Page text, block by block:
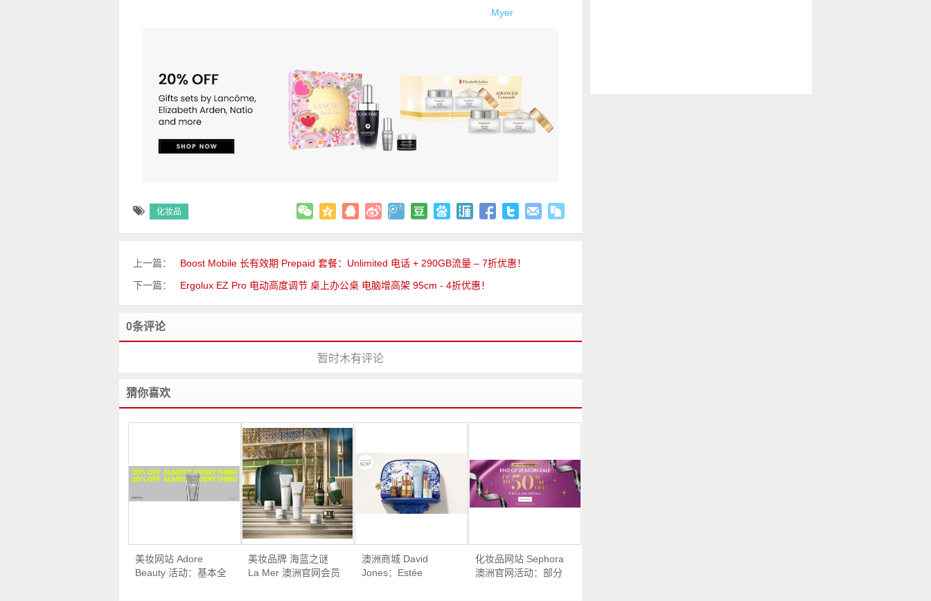
Myer
化妆品
上一篇：
Boost Mobile 长有效期 Prepaid 套餐：Unlimited 电话 + 290GB流量 – 7折优惠！
下一篇：
Ergolux EZ Pro 电动高度调节 桌上办公桌 电脑增高架 95cm - 4折优惠！
0条评论
暂时木有评论
猜你喜欢
美妆网站 Adore
Beauty 活动：基本全
美妆品牌 海蓝之谜
La Mer 澳洲官网会员
澳洲商城 David
Jones：Estée
化妆品网站 Sephora
澳洲官网活动：部分